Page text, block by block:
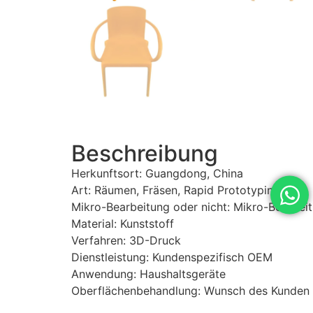
Beschreibung
Herkunftsort: Guangdong, China
Art: Räumen, Fräsen, Rapid Prototyping
Mikro-Bearbeitung oder nicht: Mikro-
Material: Kunststoff
Verfahren: 3D-Druck
Dienstleistung: Kundenspezifisch OEM
Anwendung: Haushaltsgeräte
Oberflächenbehandlung: Wunsch des Kunden